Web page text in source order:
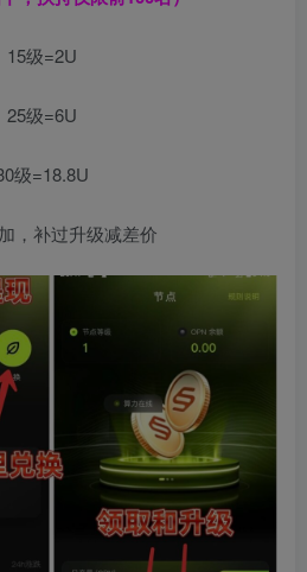
15级=2U
25级=6U
级=18.8U
，补过升级减差价